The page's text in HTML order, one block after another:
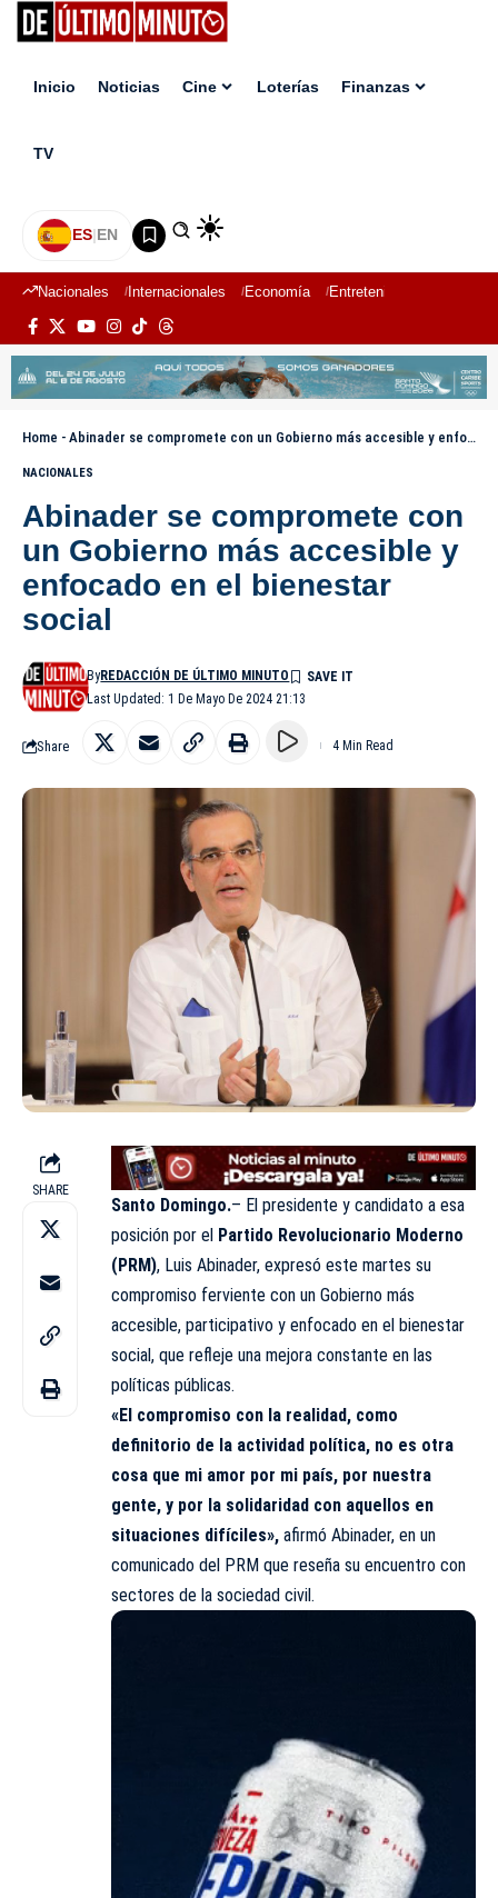
Inicio Noticias Cine Loterías Finanzas
TV
ES|EN
Nacionales Internacionales Economía Entretenimiento
Home - Abinader se compromete con un Gobierno más accesible y enfocado en el bienestar social
NACIONALES
Abinader se compromete con
un Gobierno más accesible y
enfocado en el bienestar
social
Last Updated: 1 De Mayo De 2024 21:13
ByREDACCIÓN DE ÚLTIMO MINUTO
Share 4 Min Read
SHARE
Santo Domingo.– El presidente y candidato a esa
posición por el Partido Revolucionario Moderno
(PRM), Luis Abinader, expresó este martes su
compromiso ferviente con un Gobierno más
accesible, participativo y enfocado en el bienestar
social, que refleje una mejora constante en las
políticas públicas.
«El compromiso con la realidad, como
definitorio de la actividad política, no es otra
cosa que mi amor por mi país, por nuestra
gente, y por la solidaridad con aquellos en
situaciones difíciles», afirmó Abinader, en un
comunicado del PRM que reseña su encuentro con
sectores de la sociedad civil.